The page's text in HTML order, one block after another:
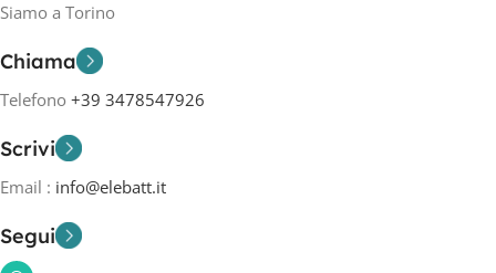
Siamo a Torino
Chiama
Telefono +39 3478547926
Scrivi
Email : info@elebatt.it
Segui